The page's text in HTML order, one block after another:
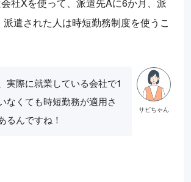
遣された人は時短勤務制度を使うこ
実際に就業している会社で1
なくても時短勤務が適用さ
るんですね！